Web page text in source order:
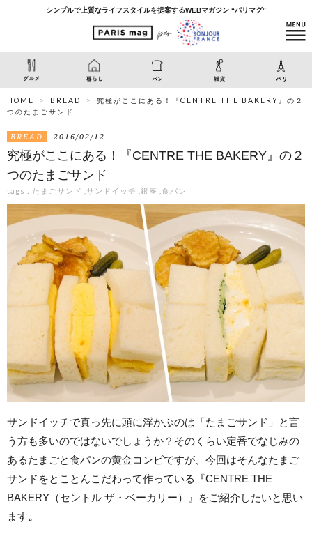
シンプルで上質なライフスタイルを提案するWEBマガジン “パリマグ”
HOME BREAD
究極がここにある！『CENTRE THE BAKERY』の２
つのたまごサンド
BREAD 2016/02/12
究極がここにある！『CENTRE THE BAKERY』の２
つのたまごサンド
tags : たまごサンド サンドイッチ 銀座 食パン
サンドイッチで真っ先に頭に浮かぶのは「たまごサンド」と言
う方も多いのではないでしょうか？そのくらい定番でなじみの
あるたまごと食パンの黄金コンビですが、今回はそんなたまご
サンドをとことんこだわって作っている『CENTRE THE
BAKERY（セントル ザ・ベーカリー）』をご紹介したいと思い
ます。